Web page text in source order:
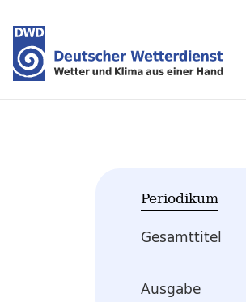
Periodikum
Gesamttitel
Ausgabe